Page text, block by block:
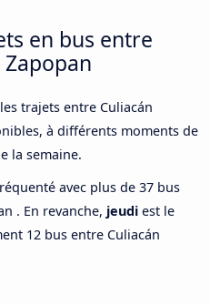
en bus entre
Zapopan
trajets entre Culiacán
à différents moments de
la semaine.
avec plus de 37 bus
. En revanche, jeudi est le
12 bus entre Culiacán